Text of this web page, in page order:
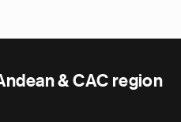
& CAC region